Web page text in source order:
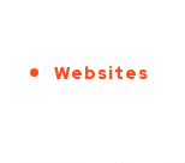
Websites